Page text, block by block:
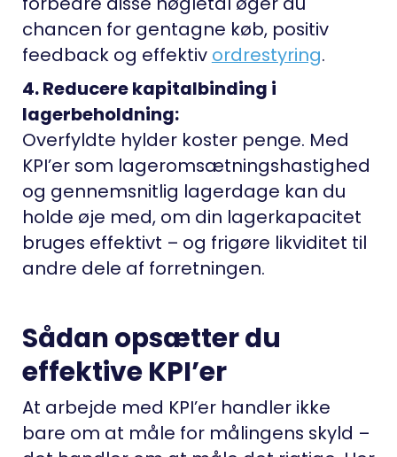
chancen for gentagne køb, positiv
feedback og effektiv ordrestyring.
4. Reducere kapitalbinding i
lagerbeholdning:
Overfyldte hylder koster penge. Med
KPI’er som lageromsætningshastighed
og gennemsnitlig lagerdage kan du
holde øje med, om din lagerkapacitet
bruges effektivt – og frigøre likviditet til
andre dele af forretningen.
Sådan opsætter du
effektive KPI’er
At arbejde med KPI’er handler ikke
bare om at måle for målingens skyld –